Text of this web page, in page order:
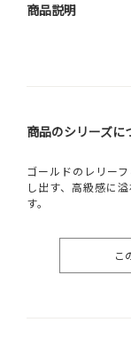
商品説明
商品のシリーズに
ゴールドのレリー
し出す、高級感に
す。
こ